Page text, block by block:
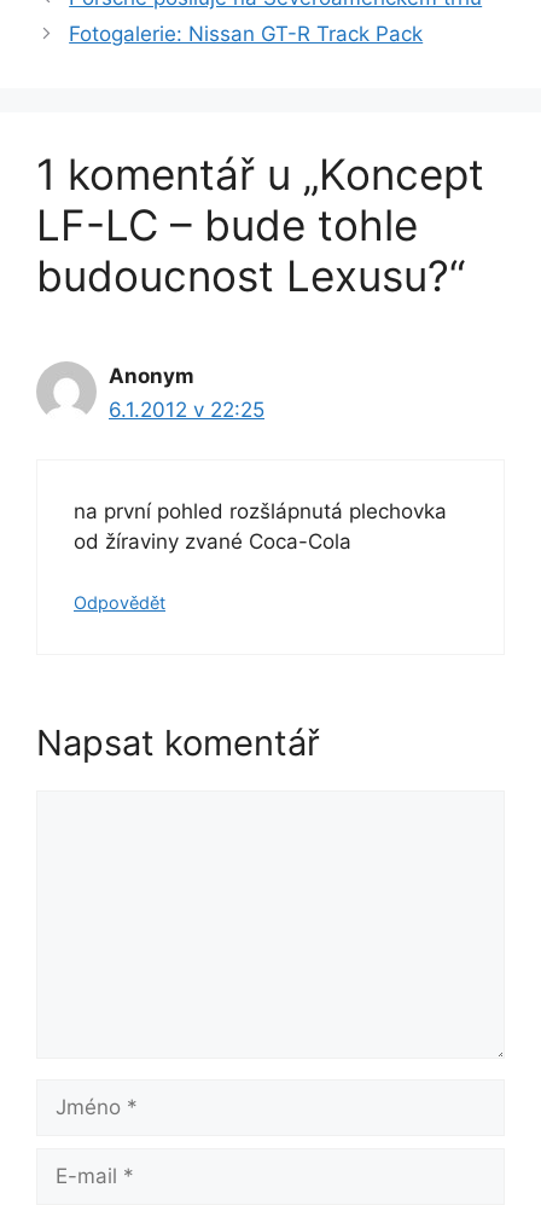
Fotogalerie: Nissan GT-R Track Pack
1 komentář u „Koncept
LF-LC – bude tohle
budoucnost Lexusu?“
Anonym
6.1.2012 v 22:25
na první pohled rozšlápnutá plechovka
od žíraviny zvané Coca-Cola
Odpovědět
Napsat komentář
Jméno
mail